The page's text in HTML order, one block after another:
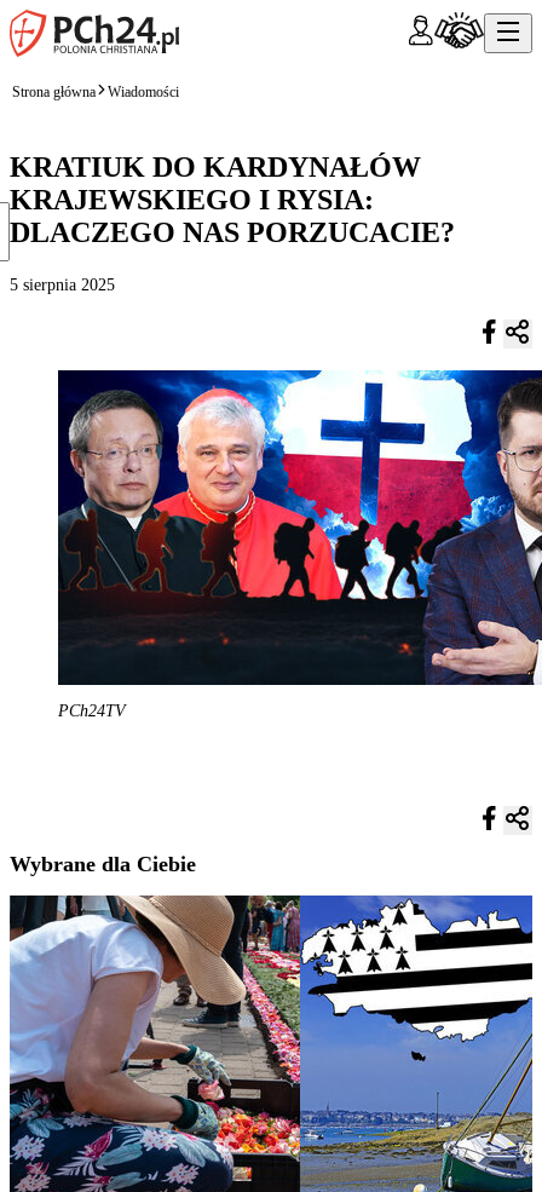
Strona główna Wiadomości
KRATIUK DO KARDYNAŁÓW
KRAJEWSKIEGO I RYSIA:
DLACZEGO NAS PORZUCACIE?
5 sierpnia 2025
PCh24TV
Wybrane dla Ciebie